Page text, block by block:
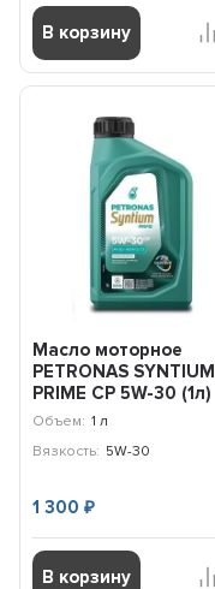
В корзину
Масло моторное
PETRONAS SYNTIUM
PRIME CP 5W-30 (1л)
71233E18EU
Объем: 1 л
Вязкость: 5W-30
1 300₽
В корзину